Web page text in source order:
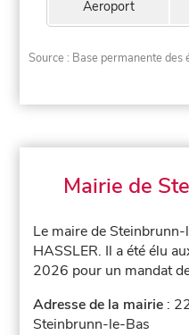
Aeroport
Source : Base permanente des
Mairie de
Le maire de
HASSLER. Il a été élu
2026 pour un mandat
Adresse de la mairie :
Steinbrunn-le-Bas